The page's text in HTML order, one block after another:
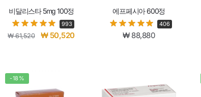
비달리스타 5mg 100정
993
₩61,520 ₩50,520
에프페시아 600정
406
₩88,880
-18%